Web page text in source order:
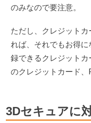
のみなので要注意。
ただし、クレジット
れば、それでもお得
録できるクレジット
のクレジットカード、
3Dセキュアに